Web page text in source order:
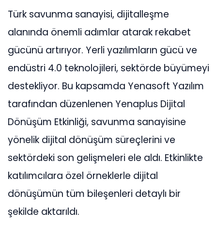
Türk savunma sanayisi, dijitalleşme
alanında önemli adımlar atarak rekabet
gücünü artırıyor. Yerli yazılımların gücü ve
endüstri 4.0 teknolojileri, sektörde büyümeyi
destekliyor. Bu kapsamda Yenasoft Yazılım
tarafından düzenlenen Yenaplus Dijital
Dönüşüm Etkinliği, savunma sanayisine
yönelik dijital dönüşüm süreçlerini ve
sektördeki son gelişmeleri ele aldı. Etkinlikte
katılımcılara özel örneklerle dijital
dönüşümün tüm bileşenleri detaylı bir
şekilde aktarıldı.